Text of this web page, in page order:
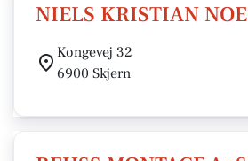
NIELS KRISTIAN NOE
Kongevej 32
6900 Skjern